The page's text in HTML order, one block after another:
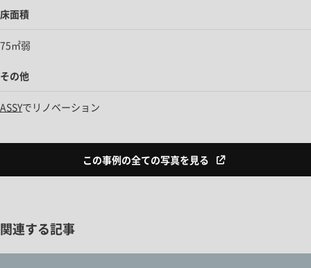
床面積
75㎡弱
その他
ASSYでリノベーション
この事例の全ての写真を見る
関連する記事